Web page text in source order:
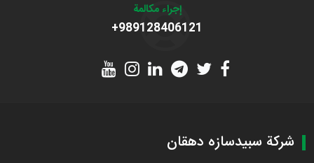
إجراء مكالمة
+989128406121
شركة سبيدسازه دهقان